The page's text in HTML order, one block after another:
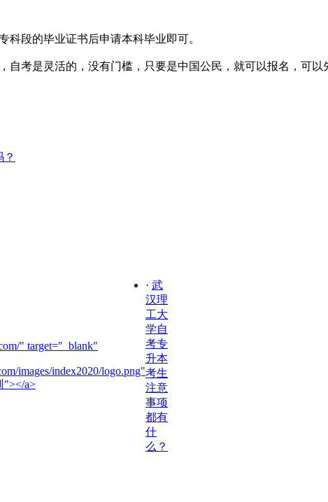
段的毕业证书后申请本科毕业即可。
自考是灵活的，没有门槛，只要是中国公民，就可以报名，可以
" target="_blank"
images/index2020/logo.png"
"></a>
· 武
汉理
工大
学自
考专
升本
考生
注意
事项
都有
什
么？